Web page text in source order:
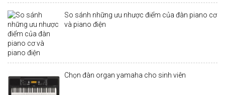
So sánh những ưu nhược điểm của đàn piano cơ
và piano điện
Chọn đàn organ yamaha cho sinh viên